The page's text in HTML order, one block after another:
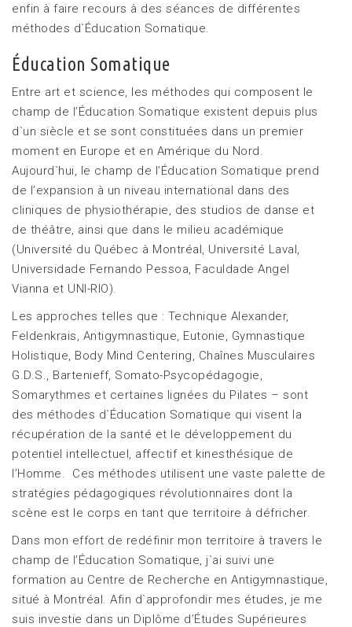
enfin à faire recours à des séances de différentes
méthodes d`Éducation Somatique.
Éducation Somatique
Entre art et science, les méthodes qui composent le
champ de l’Éducation Somatique existent depuis plus
d`un siècle et se sont constituées dans un premier
moment en Europe et en Amérique du Nord.
Aujourd`hui, le champ de l’Éducation Somatique prend
de l’expansion à un niveau international dans des
cliniques de physiothérapie, des studios de danse et
de théâtre, ainsi que dans le milieu académique
(Université du Québec à Montréal, Université Laval,
Universidade Fernando Pessoa, Faculdade Angel
Vianna et UNI-RIO).
Les approches telles que : Technique Alexander,
Feldenkrais, Antigymnastique, Eutonie, Gymnastique
Holistique, Body Mind Centering, Chaînes Musculaires
G.D.S., Bartenieff, Somato-Psycopédagogie,
Somarythmes et certaines lignées du Pilates – sont
des méthodes d`Éducation Somatique qui visent la
récupération de la santé et le développement du
potentiel intellectuel, affectif et kinesthésique de
l’Homme. Ces méthodes utilisent une vaste palette de
stratégies pédagogiques révolutionnaires dont la
scène est le corps en tant que territoire à défricher.
Dans mon effort de redéfinir mon territoire à travers le
champ de l’Éducation Somatique, j`ai suivi une
formation au Centre de Recherche en Antigymnastique,
situé à Montréal. Afin d`approfondir mes études, je me
suis investie dans un Diplôme d’Études Supérieures